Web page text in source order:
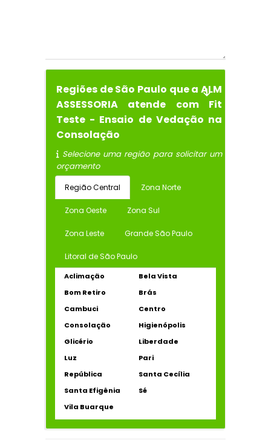
Regiões de São Paulo que a ALM
ASSESSORIA atende com Fit
Teste - Ensaio de Vedação na
Consolação
Selecione uma região para solicitar um
orçamento
Região Central Zona Norte
Zona Oeste Zona Sul
Zona Leste Grande São Paulo
Litoral de São Paulo
Aclimação
Bela Vista
Bom Retiro
Brás
Cambuci
Centro
Consolação
Higienópolis
Glicério
Liberdade
Luz
Pari
República
Santa Cecília
Santa Efigênia
Sé
Vila Buarque